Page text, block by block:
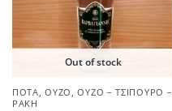
Out of stock
ΠΟΤΆ,ΟΎΖΟ ,ΟΎΖΟ – ΤΣΊΠΟΥΡΟ –
ΡΑΚΉ